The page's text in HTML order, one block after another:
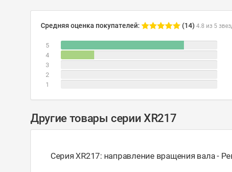
Средняя оценка покупателей: (14) 4.8 из 5
5
4
3
2
1
Другие товары серии XR217
Серия XR217: направление вращения вала -